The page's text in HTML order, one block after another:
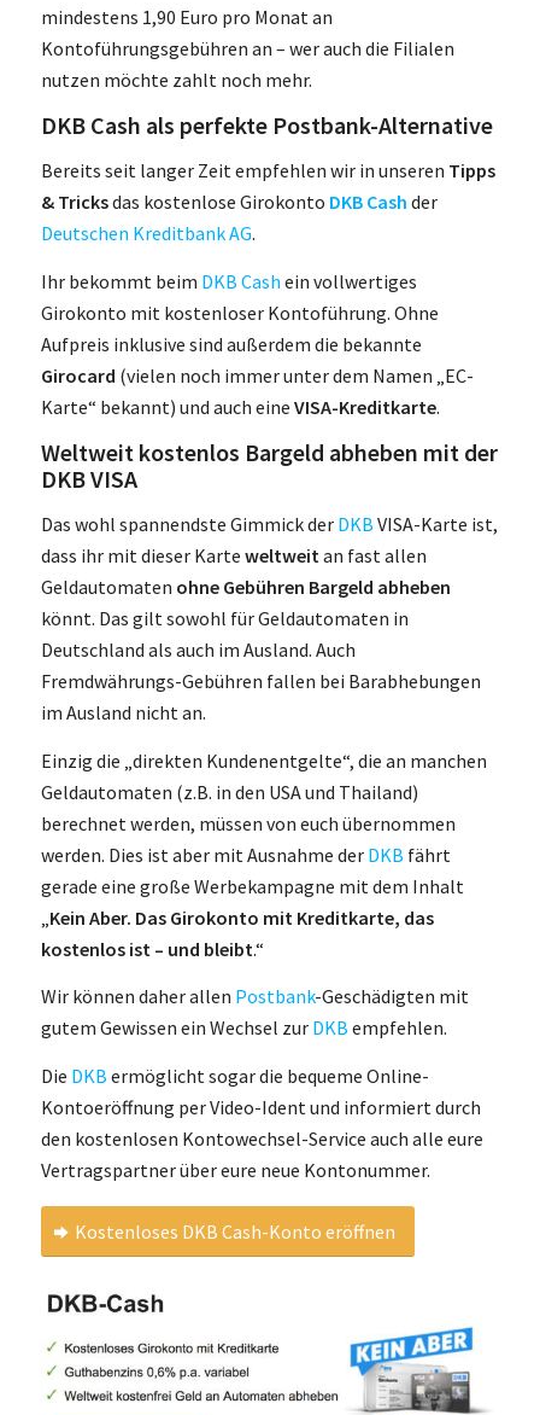
mindestens 1,90 Euro pro Monat an
Kontoführungsgebühren an – wer auch die Filialen
nutzen möchte zahlt noch mehr.
DKB Cash als perfekte Postbank-Alternative
Bereits seit langer Zeit empfehlen wir in unseren Tipps
& Tricksdas kostenlose Girokonto DKB Cash der
Deutschen Kreditbank AG.
Ihr bekommt beim DKB Cash ein vollwertiges
Girokonto mit kostenloser Kontoführung. Ohne
Aufpreis inklusive sind außerdem die bekannte
Girocard (vielen noch immer unter dem Namen „EC-
Karte“ bekannt) und auch eine VISA-Kreditkarte.
Weltweit kostenlos Bargeld abheben mit der
DKB VISA
Das wohl spannendste Gimmick der DKB VISA-Karte ist,
dass ihr mit dieser Karte weltweitan fast allen
Geldautomaten ohne Gebühren Bargeld abheben
könnt. Das gilt sowohl für Geldautomaten in
Deutschland als auch im Ausland. Auch
Fremdwährungs-Gebühren fallen bei Barabhebungen
im Ausland nicht an.
Einzig die „direkten Kundenentgelte“, die an manchen
Geldautomaten (z.B. in den USA und Thailand)
berechnet werden, müssen von euch übernommen
werden. Dies ist aber mit Ausnahme der DKB fährt
gerade eine große Werbekampagne mit dem Inhalt
Kein Aber. Das Girokonto mit Kreditkarte, das
kostenlos ist – und bleibt.“
Wir können daher allen Postbank-Geschädigten mit
gutem Gewissen ein Wechsel zur DKB empfehlen.
Die DKB ermöglicht sogar die bequeme Online-
Kontoeröffnung per Video-Ident und informiert durch
den kostenlosen Kontowechsel-Service auch alle eure
Vertragspartner über eure neue Kontonummer.
Kostenloses DKB Cash-Konto eröffnen